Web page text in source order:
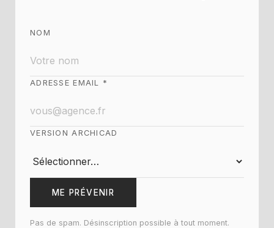
NOM
ADRESSE EMAIL *
VERSION ARCHICAD
ME PRÉVENIR
Pas de spam. Désinscription possible à tout moment.